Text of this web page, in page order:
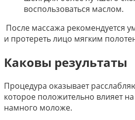
воспользоваться маслом.
После массажа рекомендуется
и протереть лицо мягким
Каковы результаты
Процедура оказывает
которое положительно влияет
намного моложе.